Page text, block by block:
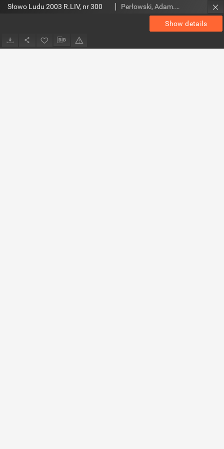
Show details
Słowo Ludu 2003 R.LIV, nr 300 Perłowski, Adam. Red.